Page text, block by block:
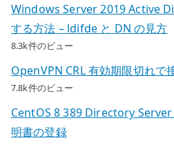
Windows Server 2019 Active
する方法 – ldifde と DN の見方
8.3k件のビュー
OpenVPN CRL 有効期限切れで
7.8k件のビュー
CentOS 8 389 Directory Server
明書の登録